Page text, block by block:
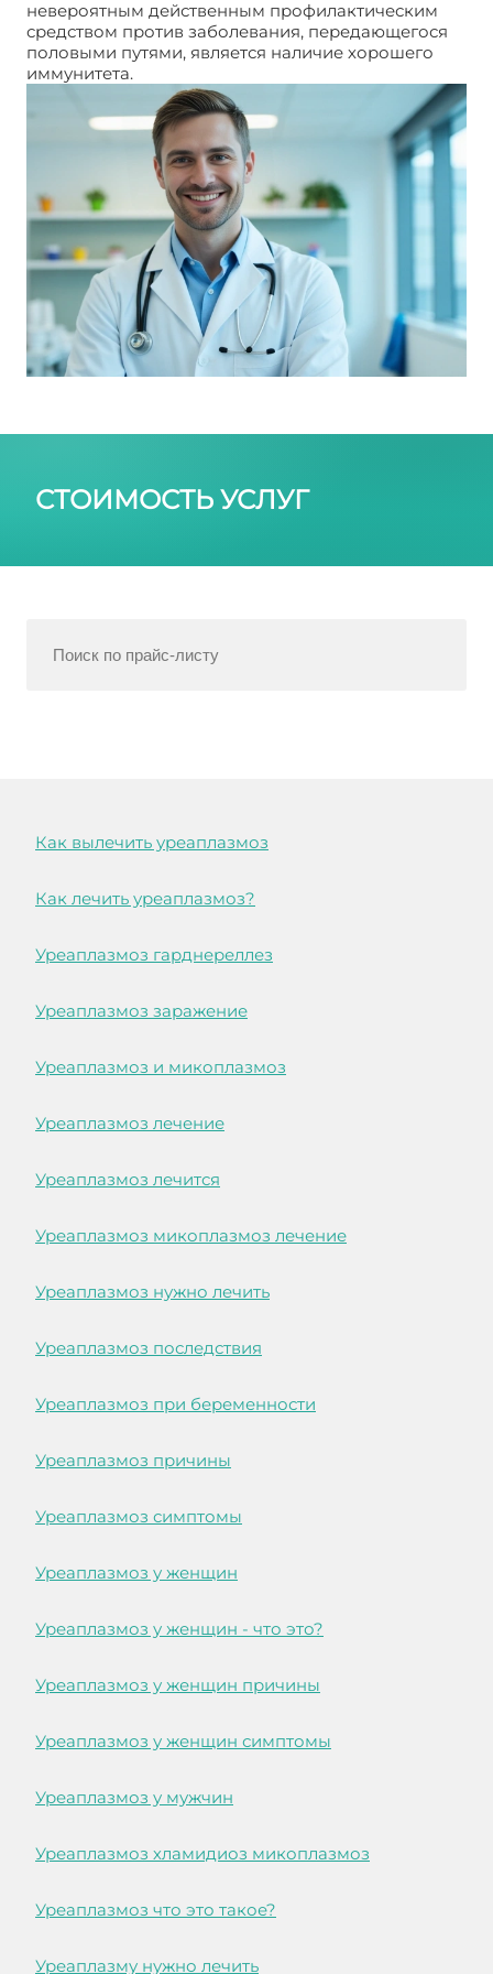
невероятным действенным профилактическим
средством против заболевания, передающегося
половыми путями, является наличие хорошего
иммунитета.
СТОИМОСТЬ УСЛУГ
Как вылечить уреаплазмоз
Как лечить уреаплазмоз?
Уреаплазмоз гарднереллез
Уреаплазмоз заражение
Уреаплазмоз и микоплазмоз
Уреаплазмоз лечение
Уреаплазмоз лечится
Уреаплазмоз микоплазмоз лечение
Уреаплазмоз нужно лечить
Уреаплазмоз последствия
Уреаплазмоз при беременности
Уреаплазмоз причины
Уреаплазмоз симптомы
Уреаплазмоз у женщин
Уреаплазмоз у женщин - что это?
Уреаплазмоз у женщин причины
Уреаплазмоз у женщин симптомы
Уреаплазмоз у мужчин
Уреаплазмоз хламидиоз микоплазмоз
Уреаплазмоз что это такое?
Уреаплазму нужно лечить